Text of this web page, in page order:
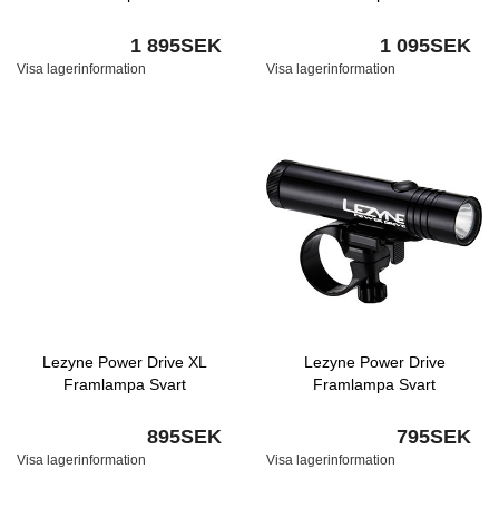
1 895SEK
Visa lagerinformation
1 095SEK
Visa lagerinformation
Lezyne Power Drive XL
Framlampa Svart
895SEK
Visa lagerinformation
Lezyne Power Drive
Framlampa Svart
795SEK
Visa lagerinformation